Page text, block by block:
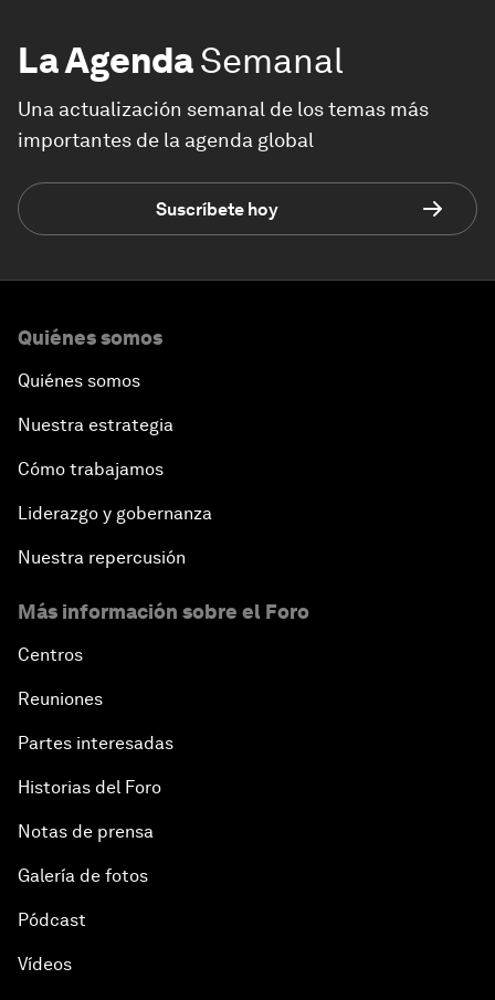
La AgendaSemanal
Una actualización semanal de los temas más
importantes de la agenda global
Suscríbete hoy
Quiénes somos
Quiénes somos
Nuestra estrategia
Cómo trabajamos
Liderazgo y gobernanza
Nuestra repercusión
Más información sobre el Foro
Centros
Reuniones
Partes interesadas
Historias del Foro
Notas de prensa
Galería de fotos
Pódcast
Vídeos